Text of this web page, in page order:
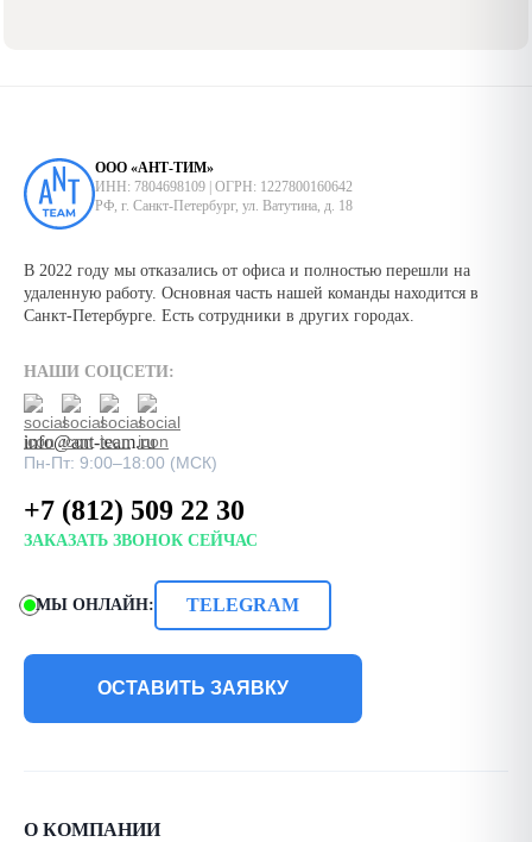
ООО «АНТ-ТИМ»
ИНН: 7804698109 | ОГРН: 1227800160642
РФ, г. Санкт-Петербург, ул. Ватутина, д. 18
В 2022 году мы отказались от офиса и полностью перешли на
удаленную работу. Основная часть нашей команды находится в
Санкт-Петербурге. Есть сотрудники в других городах.
НАШИ СОЦСЕТИ:
info@ant-team.ru
Пн-Пт: 9:00–18:00 (МСК)
+7 (812) 509 22 30
ЗАКАЗАТЬ ЗВОНОК СЕЙЧАС
МЫ ОНЛАЙН: TELEGRAM
ОСТАВИТЬ ЗАЯВКУ
О КОМПАНИИ